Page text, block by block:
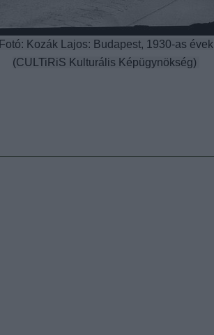
Fotó: Kozák Lajos: Budapest, 1930-as évek
(CULTiRiS Kulturális Képügynökség)